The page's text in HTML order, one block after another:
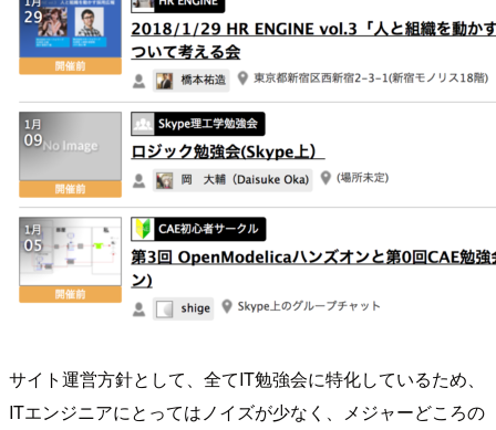
サイト運営方針として、全てIT勉強会に特化しているため、
ITエンジニアにとってはノイズが少なく、メジャーどころの